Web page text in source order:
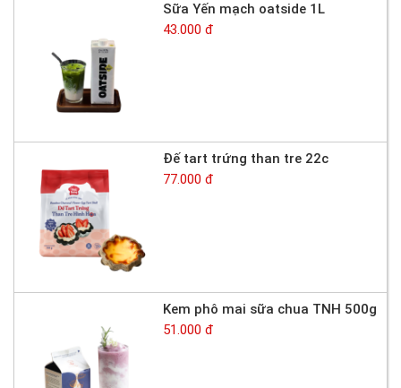
Sữa Yến mạch oatside 1L
43.000 đ
Đế tart trứng than tre 22c
77.000 đ
Kem phô mai sữa chua TNH 500g
51.000 đ